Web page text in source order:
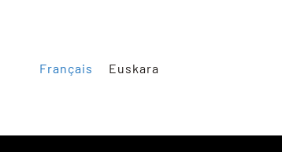
Français Euskara